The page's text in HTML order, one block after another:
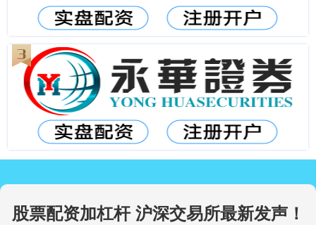
股票配资加杠杆 沪深交易所最新发声！